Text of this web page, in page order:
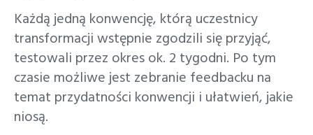
Każdą jedną konwencję, którą uczestnicy
transformacji wstępnie zgodzili się przyjąć,
testowali przez okres ok. 2 tygodni. Po tym
czasie możliwe jest zebranie feedbacku na
temat przydatności konwencji i ułatwień, jakie
niosą.